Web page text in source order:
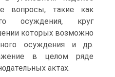
вопросы, такие как
осуждения, круг
которых возможно
осуждения и др.
в целом ряде
актах.